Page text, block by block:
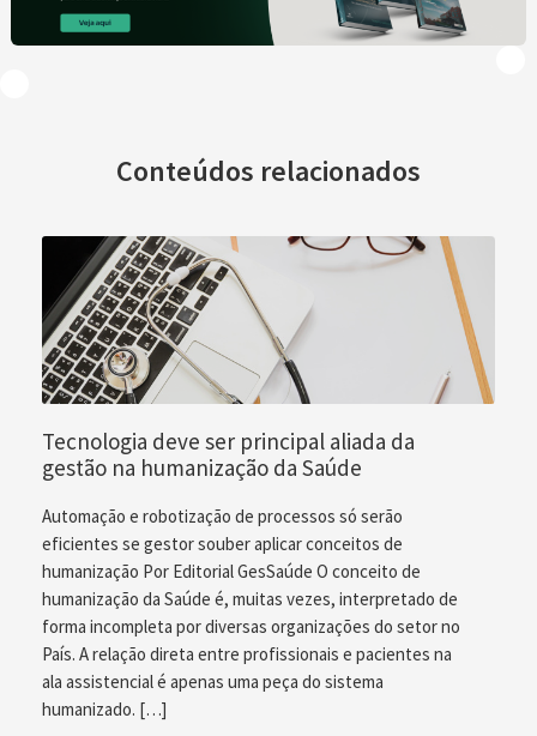
Conteúdos relacionados
Tecnologia deve ser principal aliada da
gestão na humanização da Saúde
Automação e robotização de processos só serão
eficientes se gestor souber aplicar conceitos de
humanização Por Editorial GesSaúde O conceito de
humanização da Saúde é, muitas vezes, interpretado de
forma incompleta por diversas organizações do setor no
País. A relação direta entre profissionais e pacientes na
ala assistencial é apenas uma peça do sistema
humanizado. […]